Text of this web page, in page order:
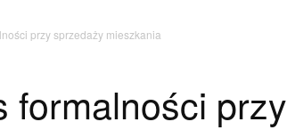
przy sprzedaży mieszkania
formalności przy